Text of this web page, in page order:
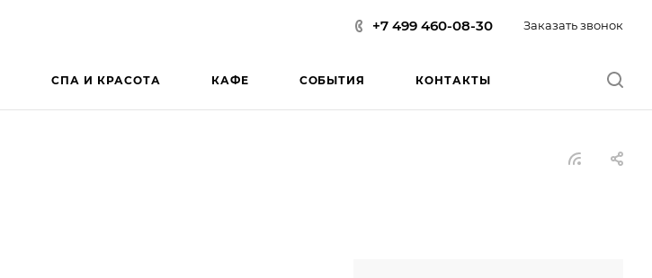
+7 499 460-08-30 Заказать звонок
СПА И КРАСОТА КАФЕ СОБЫТИЯ КОНТАКТЫ